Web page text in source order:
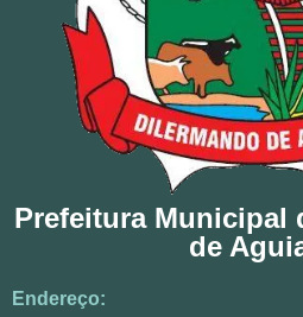
Prefeitura Municipal
de
Endereço: